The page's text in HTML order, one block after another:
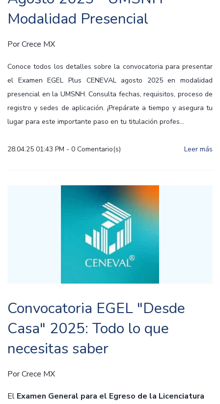
Modalidad Presencial
PorCrece MX
Conoce todos los detalles sobre la convocatoria para presentar
el Examen EGEL Plus CENEVAL agosto 2025 en modalidad
presencial en la UMSNH. Consulta fechas, requisitos, proceso de
registro y sedes de aplicación. ¡Prepárate a tiempo y asegura tu
lugar para este importante paso en tu titulación profes...
28.04.25 01:43 PM - 0 Comentario(s) Leer más
Convocatoria EGEL "Desde
Casa" 2025: Todo lo que
necesitas saber
PorCrece MX
El Examen General para el Egreso de la Licenciatura